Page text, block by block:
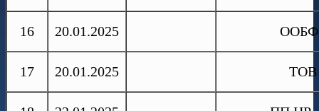
16 20.01.2025
17 20.01.2025 ТОВ